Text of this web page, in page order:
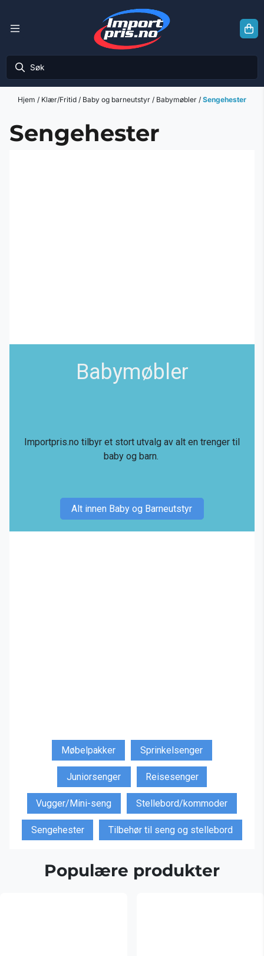
Hjem / Klær/Fritid / Baby og barneutstyr / Babymøbler / Sengehester
Sengehester
Babymøbler
Importpris.no tilbyr et stort utvalg av alt en trenger til
baby og barn.
Alt innen Baby og Barneutstyr
Møbelpakker Sprinkelsenger
Juniorsenger Reisesenger
Vugger/Mini-seng Stellebord/kommoder
Sengehester Tilbehør til seng og stellebord
Populære produkter